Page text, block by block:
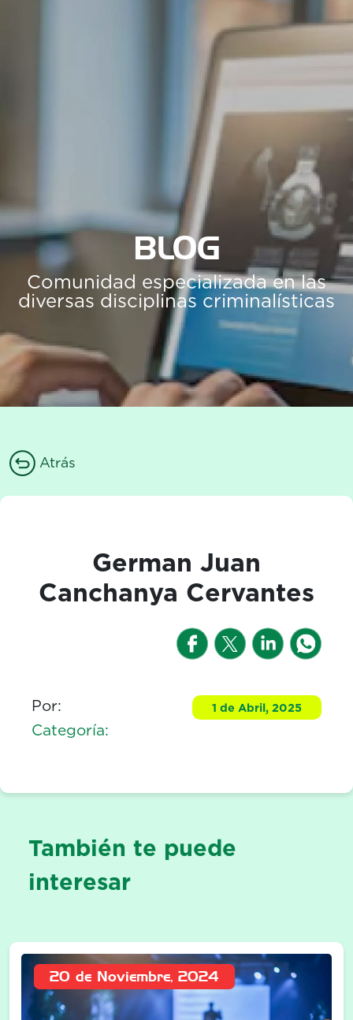
BLOG
Comunidad especializada en las
diversas disciplinas criminalísticas
Atrás
German Juan
Canchanya Cervantes
Por: 1 de Abril, 2025
Categoría:
También te puede
interesar
20 de Noviembre, 2024